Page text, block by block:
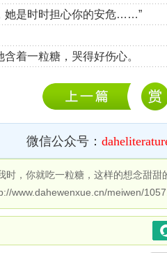
她是时时担心你的安危……”
一粒糖，哭得好伤心。
微信公众号：
时，你就吃一粒糖，这样的想念甜甜
www.dahewenxue.cn/meiwen/